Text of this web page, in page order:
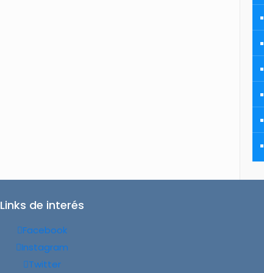
Links de interés
Facebook
Instagram
Twitter